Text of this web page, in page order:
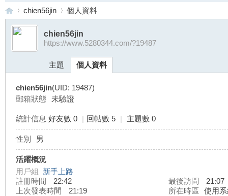
台›
chien56jin 個人資料
chien56jin
https://www.5280344.com/?19487
主題 個人資料
chien56jin(UID: 19487)
郵箱狀態 未驗證
統計信息 好友數 0 | 回帖數 5 | 主題數 0
性別 男
活躍概況
用戶組 新手上路
註冊時間
22:42 最後訪問
21:07
上次發表時間
21:19 所在時區 使用